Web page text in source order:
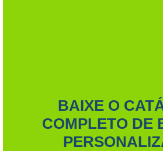
BAIXE O
COMPLETO DE